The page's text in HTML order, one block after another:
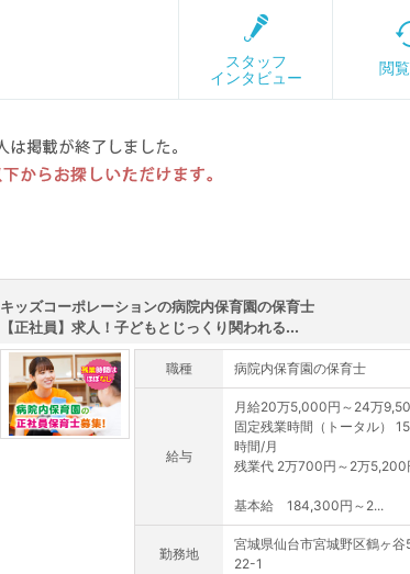
スタッフ
インタビュー
閲
キッズコーポレーションの病院内保育園の保育士
【正社員】求人！子どもとじっくり関われる...
職種 病院内保育園の保育士
給与
月給20万5,000円～24万
固定残業時間（トータル）
時間/月
残業代 2万700円～2万5,200
基本給 184,300円～2...
勤務地
宮城県仙台市宮城野区鶴ヶ谷
22-1